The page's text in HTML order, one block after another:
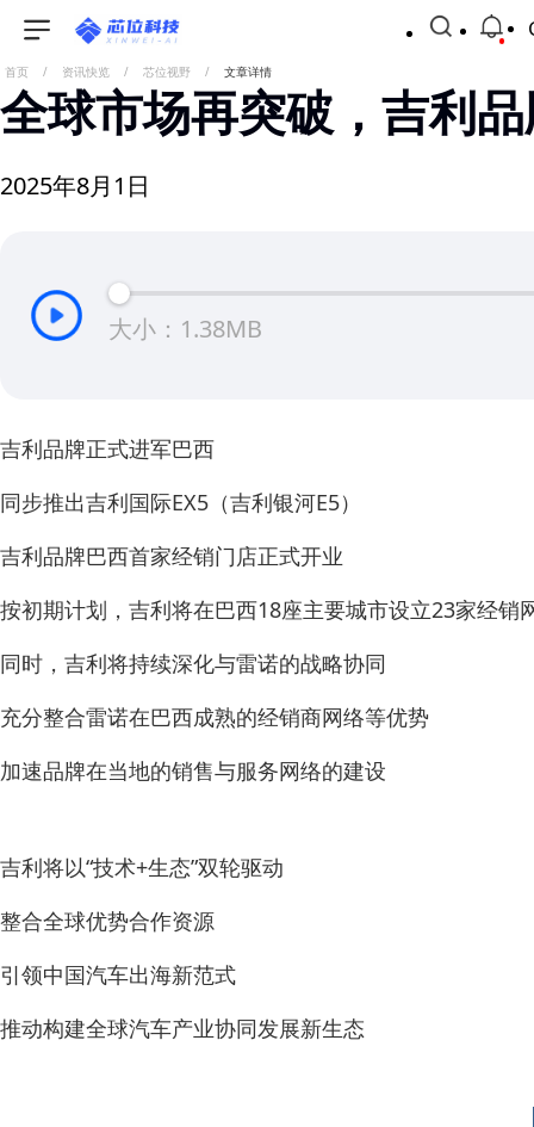
首页 / 资讯快览 / 芯位视野 / 文章详情
全球市场再突破，吉利
2025年8月1日
大小：1.38MB
吉利品牌正式进军巴西
同步推出吉利国际EX5（吉利银河E5）
吉利品牌巴西首家经销门店正式开业
按初期计划，吉利将在巴西18座主要城市设立23家经销
同时，吉利将持续深化与雷诺的战略协同
充分整合雷诺在巴西成熟的经销商网络等优势
加速品牌在当地的销售与服务网络的建设
吉利将以“技术+生态”双轮驱动
整合全球优势合作资源
引领中国汽车出海新范式
推动构建全球汽车产业协同发展新生态